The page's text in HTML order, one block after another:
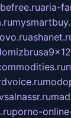
aria-
porno-